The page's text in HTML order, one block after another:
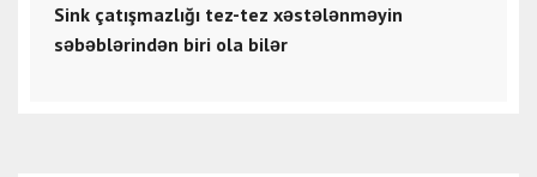
Sink çatışmazlığı tez-tez xəstələnməyin
səbəblərindən biri ola bilər